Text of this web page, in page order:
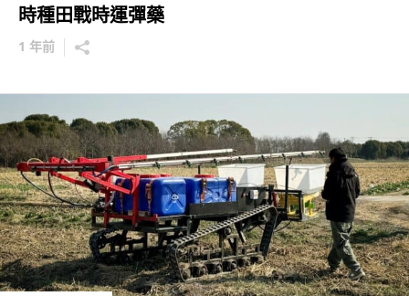
時種田戰時運彈藥
1 年前